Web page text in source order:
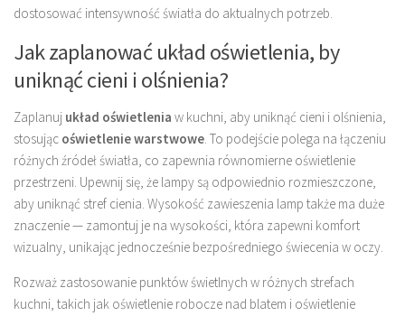
dostosować intensywność światła do aktualnych potrzeb.
Jak zaplanować układ oświetlenia, by
uniknąć cieni i olśnienia?
Zaplanuj układ oświetlenia w kuchni, aby uniknąć cieni i olśnienia,
stosując oświetlenie warstwowe . To podejście polega na łączeniu
różnych źródeł światła, co zapewnia równomierne oświetlenie
przestrzeni. Upewnij się, że lampy są odpowiednio rozmieszczone,
aby uniknąć stref cienia. Wysokość zawieszenia lamp także ma duże
znaczenie — zamontuj je na wysokości, która zapewni komfort
wizualny, unikając jednocześnie bezpośredniego świecenia w oczy.
Rozważ zastosowanie punktów świetlnych w różnych strefach
kuchni, takich jak oświetlenie robocze nad blatem i oświetlenie